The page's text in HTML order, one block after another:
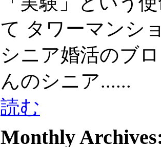
て タワーマンシ
シニア婚活のブ
んのシニア......
読む
Monthly